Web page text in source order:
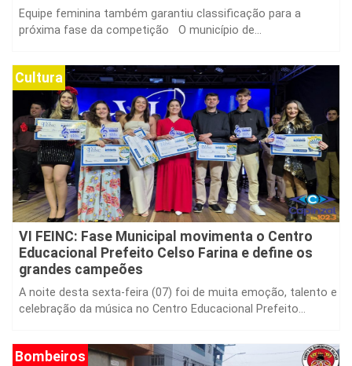
Equipe feminina também garantiu classificação para a
próxima fase da competição O município de...
Cultura
VI FEINC: Fase Municipal movimenta o Centro
Educacional Prefeito Celso Farina e define os
grandes campeões
A noite desta sexta-feira (07) foi de muita emoção, talento e
celebração da música no Centro Educacional Prefeito...
Bombeiros